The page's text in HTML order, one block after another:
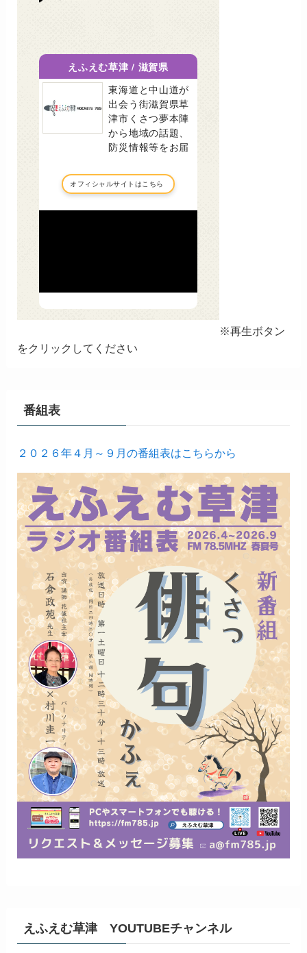
※再生ボタン
をクリックしてください
番組表
２０２６年４月～９月の番組表はこちらから
えふえむ草津 YOUTUBEチャンネル